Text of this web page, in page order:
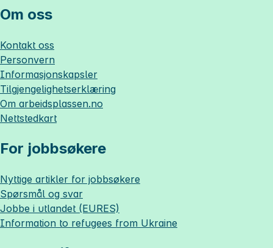
Om oss
Kontakt oss
Personvern
Informasjonskapsler
Tilgjengelighetserklæring
Om arbeidsplassen.no
Nettstedkart
For jobbsøkere
Nyttige artikler for jobbsøkere
Spørsmål og svar
Jobbe i utlandet (EURES)
Information to refugees from Ukraine